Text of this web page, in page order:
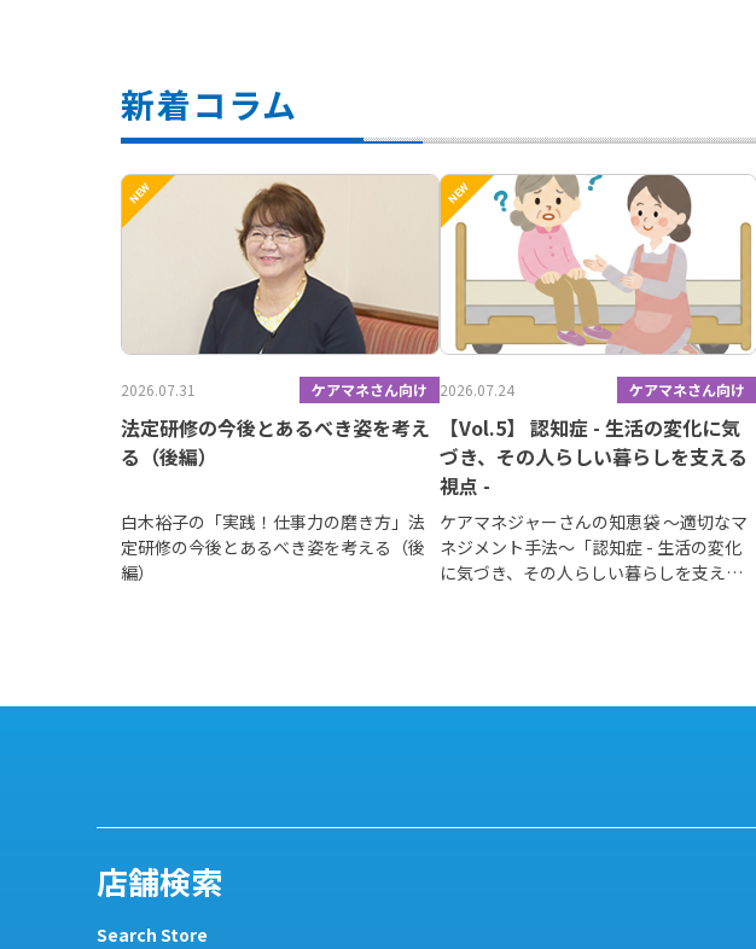
新着コラム
2026.07.31 ケアマネさん向け
法定研修の今後とあるべき姿を考え
る（後編）
白木裕子の「実践！仕事力の磨き方」法
定研修の今後とあるべき姿を考える（後
編）
2026.07.24 ケアマネさん向け
【Vol.5】 認知症 - 生活の変化に気
づき、その人らしい暮らしを支える
視点 -
ケアマネジャーさんの知恵袋 ～適切なマ
ネジメント手法～「認知症 - 生活の変化
に気づき、その人らしい暮らしを支える
店舗検索
Search Store